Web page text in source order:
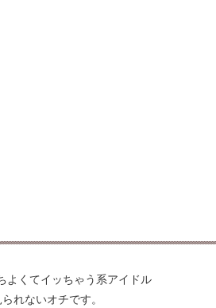
よくてイッちゃう系アイドル
れないオチです。